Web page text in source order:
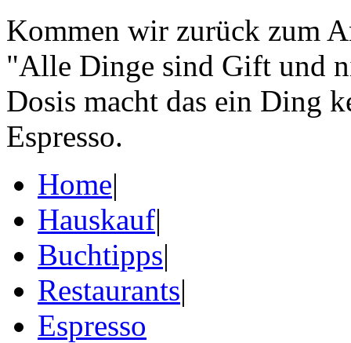
Kommen wir zurück zum
"Alle Dinge sind Gift und
Dosis macht das ein Ding
Espresso.
Home|
Hauskauf|
Buchtipps|
Restaurants|
Espresso